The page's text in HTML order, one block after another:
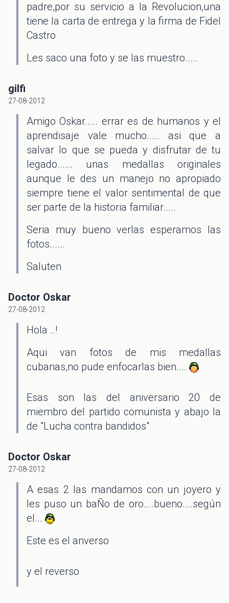
padre,por su servicio a la Revolucion,una
tiene la carta de entrega y la firma de Fidel
Castro
Les saco una foto y se las muestro.....
gilfi
27-08-2012
Amigo Oskar..... errar es de humanos y el
aprendisaje vale mucho..... asi que a
salvar lo que se pueda y disfrutar de tu
legado...... unas medallas originales
aunque le des un manejo no apropiado
siempre tiene el valor sentimental de que
ser parte de la historia familiar.....
Seria muy bueno verlas esperamos las
fotos......
Saluten
Doctor Oskar
27-08-2012
Hola ..!
Aqui van fotos de mis medallas
cubanas,no pude enfocarlas bien....
Esas son las del aniversario 20 de
miembro del partido comunista y abajo la
de "Lucha contra bandidos"
Doctor Oskar
27-08-2012
A esas 2 las mandamos con un joyero y
les puso un baÑo de oro....bueno....según
el...
Este es el anverso
y el reverso